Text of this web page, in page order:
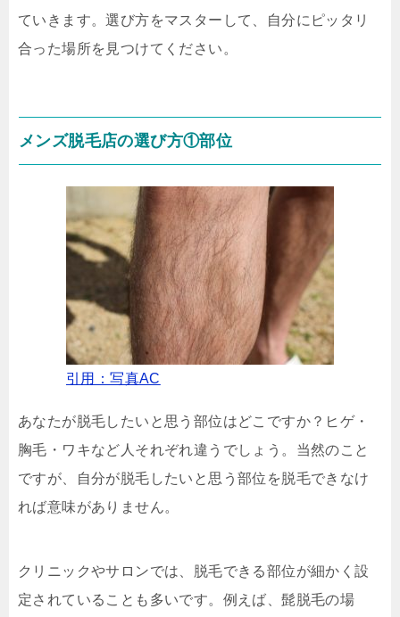
ていきます。選び方をマスターして、自分にピッタリ
合った場所を見つけてください。
メンズ脱毛店の選び方①部位
引用：写真AC
あなたが脱毛したいと思う部位はどこですか？ヒゲ・
胸毛・ワキなど人それぞれ違うでしょう。当然のこと
ですが、自分が脱毛したいと思う部位を脱毛できなけ
れば意味がありません。
クリニックやサロンでは、脱毛できる部位が細かく設
定されていることも多いです。例えば、髭脱毛の場